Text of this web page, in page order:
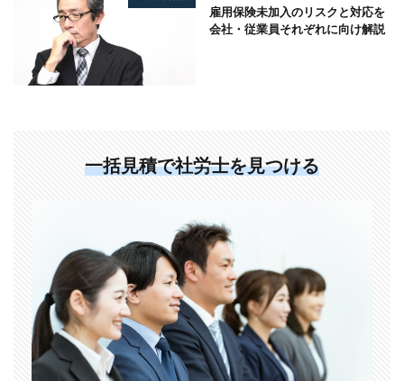
雇用保険未加入のリスクと対応を
会社・従業員それぞれに向け解説
一括見積で社労士を見つける